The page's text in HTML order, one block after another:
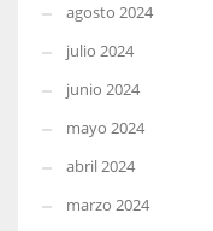
agosto 2024
julio 2024
junio 2024
mayo 2024
abril 2024
marzo 2024